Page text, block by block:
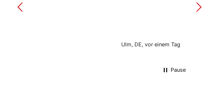
Ulm, DE, vor einem Tag
Pause